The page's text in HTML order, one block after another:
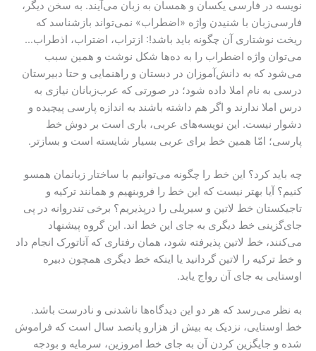
نویسه در فارسی یکسان و همسان به زبان می‌آیند. به سخن دیگر،
فارسی‌زبان با شنیدن واژه «اضطراب» نمی‌تواند بازشناسد که
ریخت نوشتاری آن چگونه باید باشد!: ازتراب، اضتراب، اذطراب…
می‌توان واژه اضطراب را به ده‌ها شکل نوشت و همین سبب
می‌شود که به دانش‌آموزان در دبستان و راهنمایی و حتا دبیرستان
درسی به نام املا داده شود؛ در صورتی که عرب‌زبانان نیازی به
درس املا ندارند و اگر هم داشته باشند به اندازه پارسی پیچیده و
دشوار نیست. این نویسه‌های عربی، باری است بر دوش خط
پارسی‌؛ امّا همین خط برای عربی بسیار شایسته‌ است و بساز‌تر.
چه باید کرد؟ این خط را چگونه می‌توانیم با ساختار زبانمان همسو
کنیم؟ آیا بهتر نیست که این خط را فروبنهیم و همانند ترکیه و
تاجیکستان خط لاتین و سیریلی را درپذیریم؟ برخی تندروانه در پی
جای‌گزینی خط دیگری به جای این خط ا‌ند. این گروه پیشنهاد
می‌کنند، خط لاتین پذیرفته شود، همان رفتاری که آتاتورک انجام داد
و خط ترکیه را لاتین گردانید یا اینکه خط دیگری همچون دبیره
اوستایی به جای آن رواج یابد.
به نظر می‌رسد که هر دو این دیدگاه‌ها ناشدنی و نادرست باشد.
خط اوستایی، نزدیک به بیش از هزارو پانصد سال است که فراموش
شده و جایگزین کردن آن به جای خط امروزین، سرمایه و بودجه